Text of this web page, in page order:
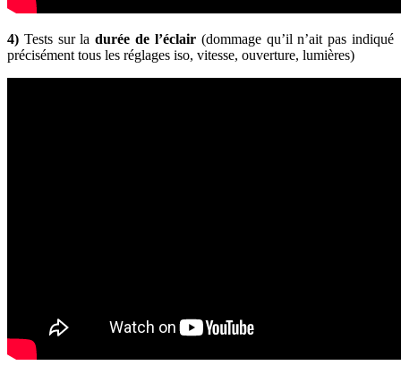
4) Tests sur ladurée de l’éclair(dommage qu’il n’ait pas indiqué
précisément tous les réglages iso, vitesse, ouverture, lumières)